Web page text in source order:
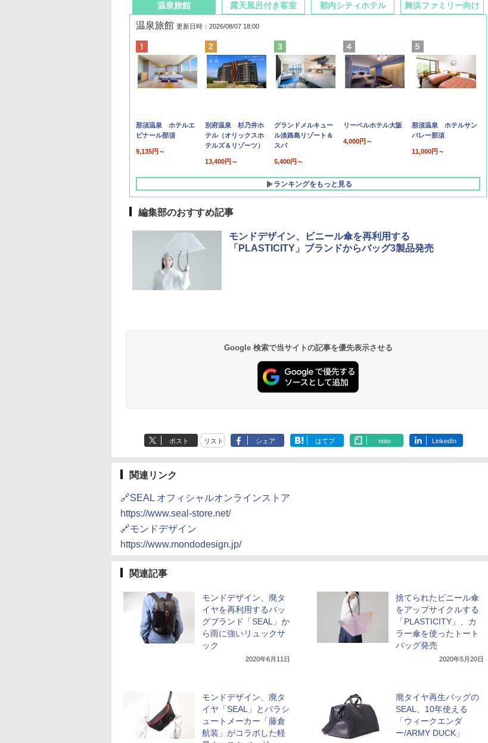
温泉旅館
温泉旅館 更新日時：2026/08/07 18:00
那須温泉 ホテルエ
ピナール那須
9,135円～
別府温泉 杉乃井ホ
テル（オリックスホ
テルズ＆リゾーツ）
13,400円～
グランドメルキュー
ル淡路島リゾート＆
スパ
5,400円～
リーベルホテル大阪
4,000円～
那須温泉 ホテルサン
バレー那須
11,000円～
ランキングをもっと見る
露天風呂付き客室
10,450円～
19,541円～
都内シティホテル 舞浜ファミリー向け
7,950円～
5,758円～
編集部のおすすめ記事
モンドデザイン、ビニール傘を再利用する
「PLASTICITY」ブランドからバッグ3製品発売
Google 検索で当サイトの記事を優先表示させる
ポスト リスト シェア はてブ note LinkedIn
関連リンク
🔗SEAL オフィシャルオンラインストア
https://www.seal-store.net/
🔗モンドデザイン
https://www.mondodesign.jp/
関連記事
モンドデザイン、廃タ
イヤを再利用するバッ
グブランド「SEAL」か
ら雨に強いリュックサ
ック
2020年6月11日
捨てられたビニール傘
をアップサイクルする
「PLASTICITY」、カ
ラー傘を使ったトート
バッグ発売
2020年5月20日
モンドデザイン、廃タ
イヤ「SEAL」とパラシ
ュートメーカー「藤倉
航装」がコラボした軽
廃タイヤ再生バッグの
SEAL、10年使える
「ウィークエンダ
ー/ARMY DUCK」